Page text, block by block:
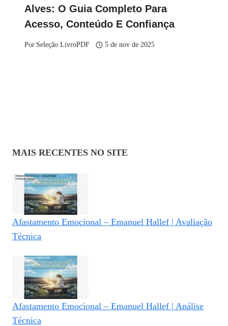
Alves: O Guia Completo Para
Acesso, Conteúdo E Confiança
Por Seleção LivroPDF 5 de nov de 2025
MAIS RECENTES NO SITE
Afastamento Emocional – Emanuel Hallef | Avaliação
Técnica
Afastamento Emocional – Emanuel Hallef | Análise
Técnica